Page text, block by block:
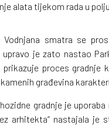
alata tijekom rada u
Vodnjana smatra se
upravo je zato nastao
proces gradnje
građevina
gradnje je
arhitekta“ nastajala je